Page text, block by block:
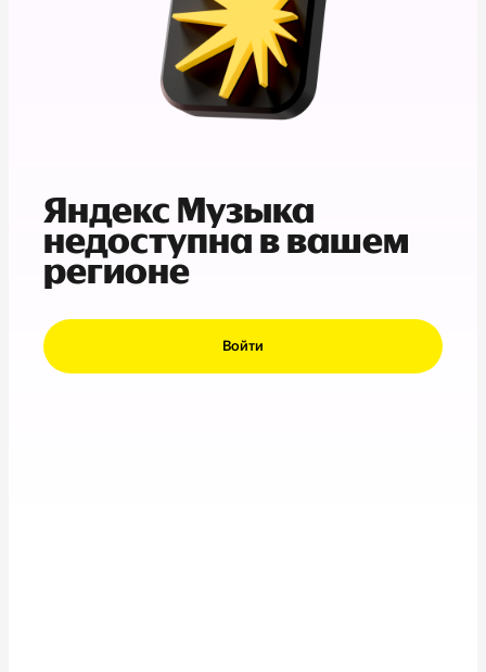
Яндекс Музыка
недоступна в вашем
регионе
Войти